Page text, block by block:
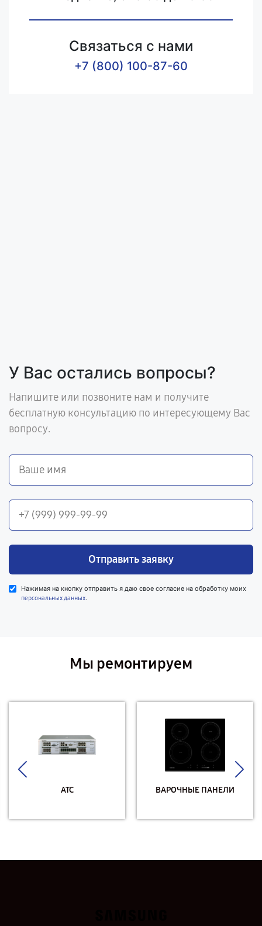
Связаться с нами
+7 (800) 100-87-60
У Вас остались вопросы?
Напишите или позвоните нам и получите
бесплатную консультацию по интересующему Вас
вопросу.
Отправить заявку
Нажимая на кнопку отправить я даю свое согласие на обработку моих
персональных данных.
Мы ремонтируем
АТС ВАРОЧНЫЕ ПАНЕЛИ